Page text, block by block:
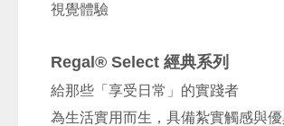
視覺體驗
Regal® Select 經典系列
給那些「享受日常」的實踐者
為生活實用而生，具備紮實觸感與優